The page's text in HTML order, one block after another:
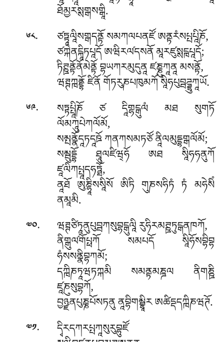
ཐོམྱརསྶགྒསགྒཱི.
༦༨. ཙཏྟཱལཱིསགྒདནྟོ སམཀལཔནཛོ ཨནྟརཾསཔྤཔཱིཎོ,
ཙཀྐེནངྐཱིཏཔཱདོ ཨཝིརལ༹དསནོ མཱརཛུསྶངྑཔཱདོ;
ཏིཊྛནྟོནོམེནྟོ བྷཡཀརམུདུནཱ ཛཎྞུཀཱནཱ མསནྟོ,
ཝཊྚཀྑནྡྷོ ཛིནོ གོཏརུཎཔཁུམཀོ སཱིཧཔུབྦཌྜྷུཀཱཡོ.
༦༩. སཏྟཔྤཱིཎོ ཙ དཱིགྷངྒུལཾ མཐ སུགཏོ
ལོམཀཱུཔེཀལོམོ,
སམྤནྣོདཱཏདཱཋོ ཀནཀསམཏཙོ ནཱིལམུདྡྷགྒལོམོ;
སམྦུདྡྷོ ཐཱུལཛིཝ྄ཧོ ཨཐ སཱིཧཧནུཀོ
ཛཱལིཀཔྤཱདཧཏྠོ,
ནཱཐོ ཨུཎྷཱིསསཱིསོ ཨིཏི གུཎསཧིཏཾ ཏཾ མཧེསིཾ
ནམཱམི.
༧༠. ཝཊྚཙིཏཱནུཔུབྦཀསུབྷངྒུལཱིརུཧིརམཊྛཏུངྒནཁཀོ,
ནིགྒུལ༹གོཔྥཀོ སམཔདོ སཱིཧོསབྷིབྷ
ཧཾསསནྣིབྷཀམོ;
དཀྑིཎཏཱཝཏཀྐམི སམནྟམཎྜལ ནིགཎྛི
ཛཱཎུསུབྷཀོ,
བྱཉྫནཔུཎྞཔོསཏནུ ནཱབྷིགམྦྷཱིར ཨཚིདྡདཀྑིཎཝཊོ.
༧༡. དྭིརདཀརཔྤཀཱསུརུབྷུཛོ